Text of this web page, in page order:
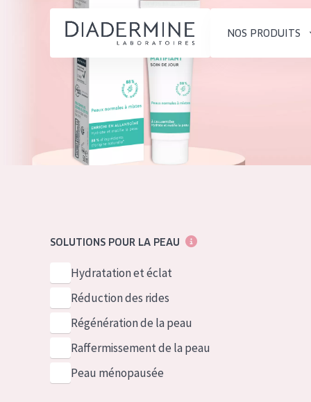
NOS PRODUITS
SOLUTIONS POUR LA PEAU
Hydratation et éclat
Réduction des rides
Peau ménopausée
Crème de Nuit
Composition
À propos
SOLUTIONS POUR LA PEAU
Hydratation et éclat
Réduction des rides
Régénération de la peau
Raffermissement de la peau
Peau ménopausée